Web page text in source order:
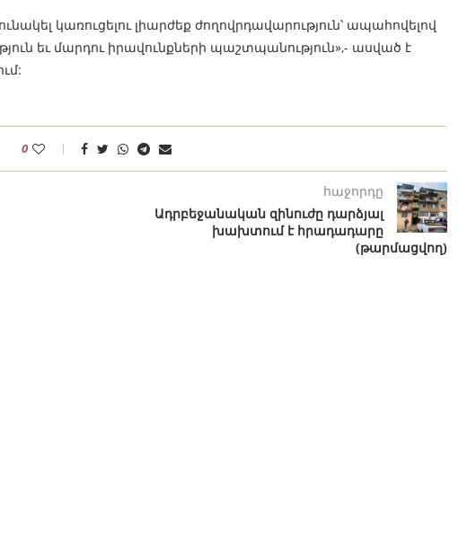
կառուցելու լիարժեք ժողովրդավարություն՝ ապահովելով
եւ մարդու իրավունքների պաշտպանություն»,- ասված է
0
հաջորդը
Ադրբեջանական զինուժը դարձյալ
խախտում է հրադադարը
(թարմացվող)